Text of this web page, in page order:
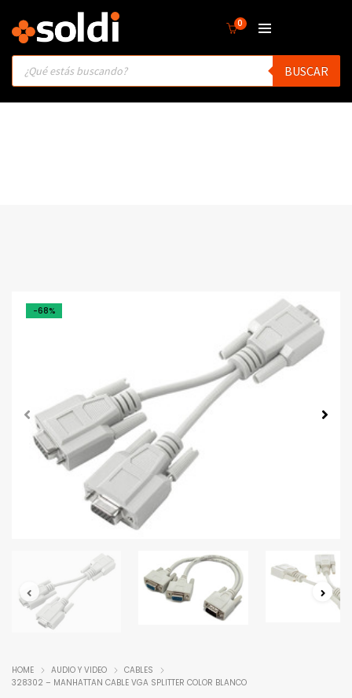
0
Products
search
BUSCAR
-68%
HOME AUDIO Y VIDEO
CABLES
328302 – MANHATTAN CABLE VGA SPLITTER COLOR BLANCO